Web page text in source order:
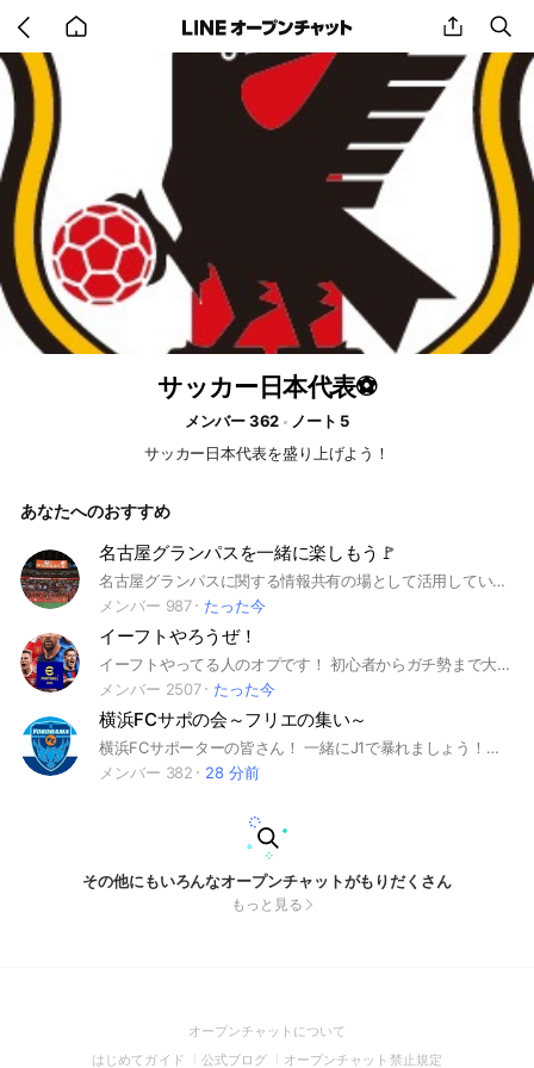
back share
サッカー日本代表⚽️
メンバー 362
ノート 5
サッカー日本代表を盛り上げよう！
あなたへのおすすめ
名古屋グランパスを一緒に楽しもう🚩
名古屋グランパスに関する情報共有の場として活用していただけたらと思います。 (Jリーグ J1 スポーツ 観戦 サポーター DAZN ACL サッカー ルヴァン 天皇杯 鯱の大祭典 グラコレ 愛知県 豊田市 みよし市 名古屋市 ワールドカップ W杯 日本代表)
メンバー 987
たった今
イーフトやろうぜ！
イーフトやってる人のオプです！ 初心者からガチ勢まで大歓迎‼︎ みんなで楽しみましょ〜 荒らし、暴言、垢交換等は禁止です！ #イーフト #イーフットボール #サッカー #初心者 #ウイイレ #e football #イーフトやろうぜ
メンバー 2507
たった今
横浜FCサポの会～フリエの集い～
横浜FCサポーターの皆さん！ 一緒にJ1で暴れましょう！！ もちろん、興味あるけど・・・横浜FCってどんなクラブなんだろっていう方も歓迎します😁 ＃yokohama fc ＃横浜 ＃サッカー ＃横浜FC #スポーツ
メンバー 382
28 分前
その他にもいろんなオープンチャットがもりだくさん
もっと見る
オープンチャットについて
in
はじめてガイド (Open
公式ブログ (Open
オープンチャット禁止規定(Open